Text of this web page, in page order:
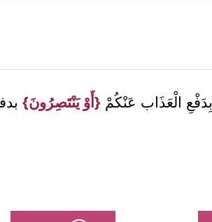
بِدَفْعِ الْعَذَاب عَنْكُمْ {أَوْ يَنْتَصِرُونَ}